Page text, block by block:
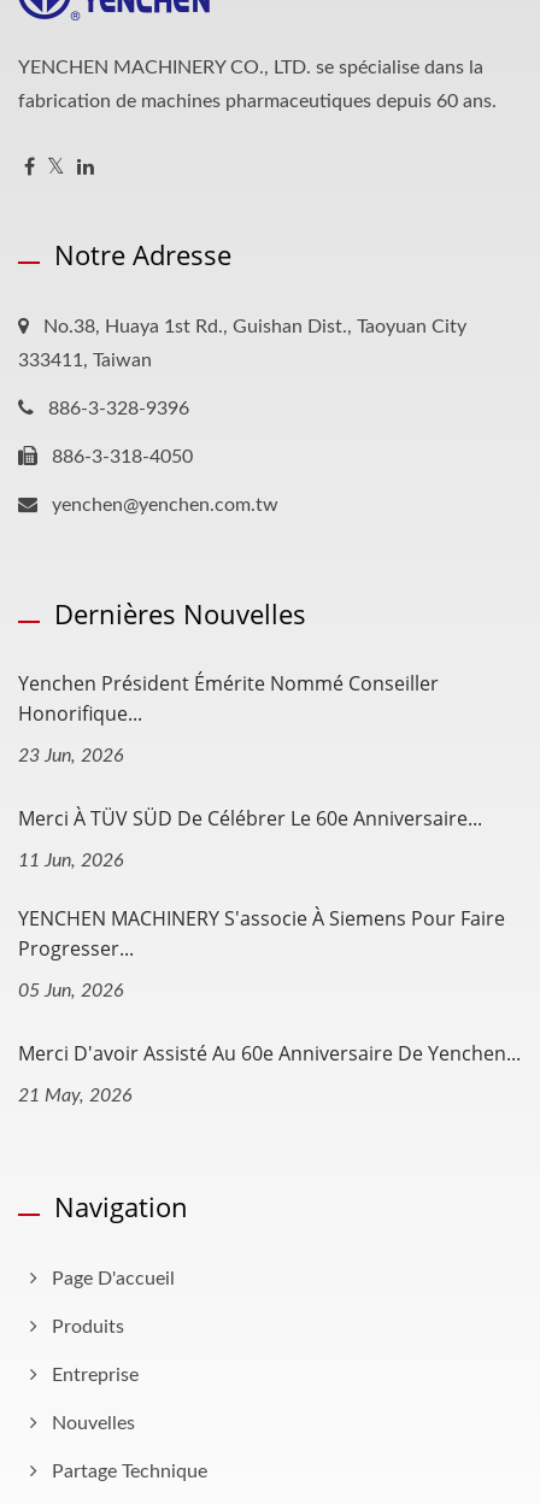
YENCHEN MACHINERY CO., LTD. se spécialise dans la
fabrication de machines pharmaceutiques depuis 60 ans.
Notre Adresse
No.38, Huaya 1st Rd., Guishan Dist., Taoyuan City
333411, Taiwan
886-3-328-9396
886-3-318-4050
yenchen@yenchen.com.tw
Dernières Nouvelles
Yenchen Président Émérite Nommé Conseiller
Honorifique...
23 Jun, 2026
Merci À TÜV SÜD De Célébrer Le 60e Anniversaire...
11 Jun, 2026
YENCHEN MACHINERY S'associe À Siemens Pour Faire
Progresser...
05 Jun, 2026
Merci D'avoir Assisté Au 60e Anniversaire De Yenchen...
21 May, 2026
Navigation
Page D'accueil
Produits
Entreprise
Nouvelles
Partage Technique